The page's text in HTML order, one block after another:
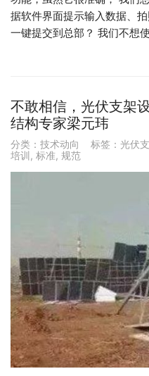
据软件界面提示输入数据、
一键提交到总部？ 我们不想
不敢相信，光伏支架
结构专家梁元玮
分类： 技术动向 标签： 光伏
培训 , 标准, 规范